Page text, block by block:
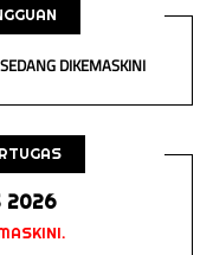
DIKEMASKINI
2026